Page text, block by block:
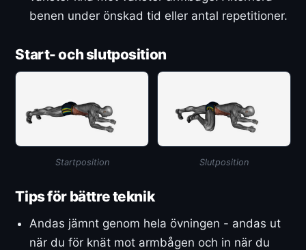
benen under önskad tid eller antal repetitioner.
Start- och slutposition
Startposition Slutposition
Tips för bättre teknik
Andas jämnt genom hela övningen - andas ut
när du för knät mot armbågen och in när du